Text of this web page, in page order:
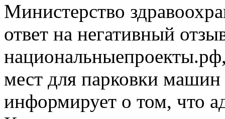
Министерство
ответ на негативный
мест для парковки машин
информирует о том, что